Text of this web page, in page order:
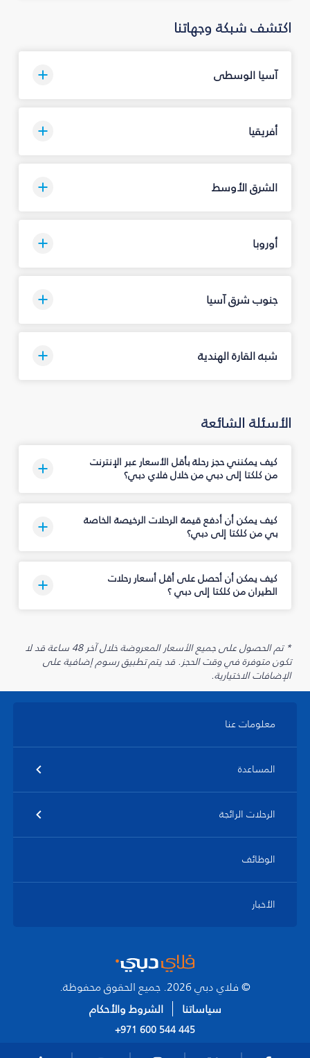
اكتشف شبكة وجهاتنا
آسيا الوسطى
أفريقيا
الشرق الأوسط
أوروبا
جنوب شرق آسيا
شبه القارة الهندية
الأسئلة الشائعة
كيف يمكنني حجز رحلة بأقل الأسعار عبر الإنترنت
من كلكتا إلى دبي من خلال فلاي دبي؟
كيف يمكن أن أدفع قيمة الرحلات الرخيصة الخاصة
بي من كلكتا إلى دبي؟
كيف يمكن أن أحصل على أقل أسعار رحلات
الطيران من كلكتا إلى دبي ؟
* تم الحصول على جميع الأسعار المعروضة خلال آخر 48 ساعة قد لا
تكون متوفرة في وقت الحجز. قد يتم تطبيق رسوم إضافية على
الإضافات الاختيارية.
معلومات عنا
المساعدة
الرحلات الرائجة
الوظائف
الأخبار
© فلاي دبي 2026. جميع الحقوق محفوظة.
سياساتنا
الشروط والأحكام
+971 600 544 445